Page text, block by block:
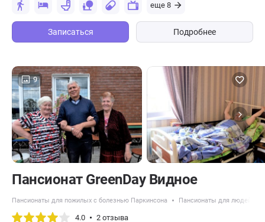
еще 8
Записаться Подробнее
9
Пансионат GreenDay Видное
Пансионаты для пожилых с болезнью Паркинсона Пансионаты для людей с
4.0 2 отзыва